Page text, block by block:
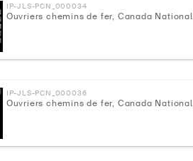
IP-JLS-PCN_000034
Ouvriers chemins de fer, Canada National
IP-JLS-PCN_000036
Ouvriers chemins de fer, Canada National